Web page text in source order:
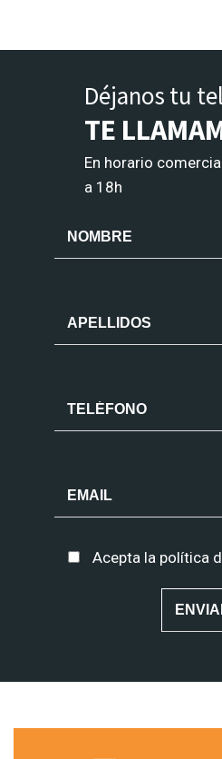
Déjanos tu
TE
En horario
a 18h
Acepta la política